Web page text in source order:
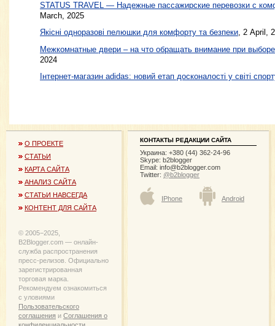
STATUS TRAVEL — Надежные пассажирские перевозки с
March, 2025
Якісні одноразові пелюшки для комфорту та безпеки, 2 April,
Межкомнатные двери – на что обращать внимание при
2024
Інтернет-магазин adidas: новий етап досконалості у світі
О ПРОЕКТЕ
СТАТЬИ
КАРТА САЙТА
АНАЛИЗ САЙТА
СТАТЬИ НАВСЕГДА
КОНТЕНТ ДЛЯ САЙТА
© 2005−2025,
B2Blogger.com — онлайн-
служба распространения
пресс-релизов. Официально
зарегистрированная
торговая марка.
Рекомендуем ознакомиться
с уловиями
Пользовательского
соглашения и Соглашения о
КОНТАКТЫ РЕДАКЦИИ САЙТА
Украина: +380 (44) 362-24-96
Skype: b2blogger
Email: info@b2blogger.com
Twitter: @b2blogger
IPhone Android